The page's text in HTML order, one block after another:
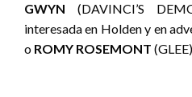
GWYN (DAVINCI’S
interesada en Holden y en
o ROMY ROSEMONT